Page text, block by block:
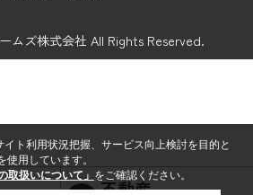
ムズ株式会社 All Rights Reserved.
不動産
ト利用状況把握、サービス向上検討を目的と
用しています。
取扱いについて」 をご確認ください。